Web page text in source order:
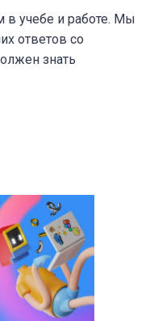
в учебе и работе. Мы
ответов со
знать